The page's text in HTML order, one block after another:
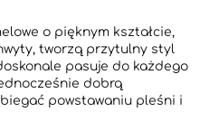
o pięknym kształcie,
tworzą przytulny styl
pasuje do każdego
dobrą
powstawaniu pleśni i